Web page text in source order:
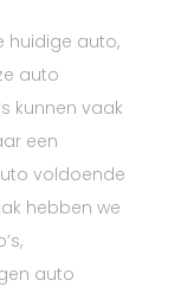
huidige auto,
auto
kunnen vaak
een
voldoende
hebben we
auto